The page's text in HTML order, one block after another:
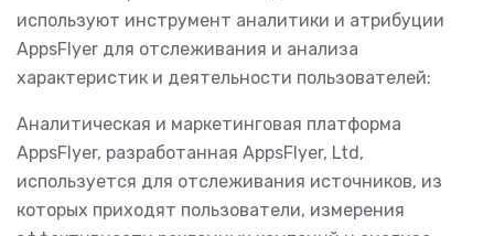
используют инструмент аналитики и атрибуции
AppsFlyer для отслеживания и анализа
характеристик и деятельности пользователей:
Аналитическая и маркетинговая платформа
AppsFlyer, разработанная AppsFlyer, Ltd,
используется для отслеживания источников, из
которых приходят пользователи, измерения